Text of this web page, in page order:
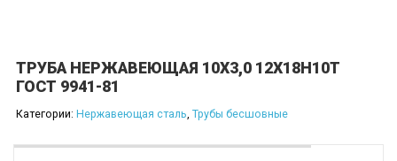
ТРУБА НЕРЖАВЕЮЩАЯ 10Х3,0 12Х18Н10Т
ГОСТ 9941-81
Категории: Нержавеющая сталь Трубы бесшовные